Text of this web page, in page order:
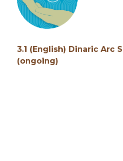
3.1 (English) Dinaric Arc
(ongoing)